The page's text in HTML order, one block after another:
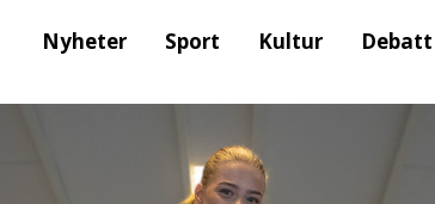
Nyheter Sport Kultur Debatt